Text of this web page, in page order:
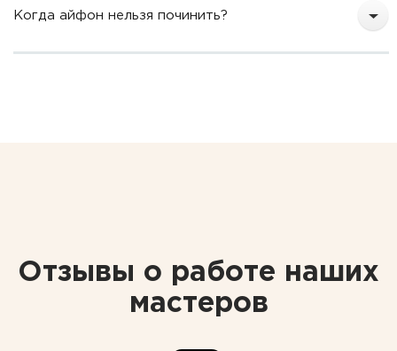
Когда айфон нельзя починить?
Отзывы о работе наших
мастеров